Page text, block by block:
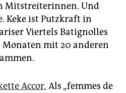
Mitstreiterinnen. Und
Keke ist Putzkraft in
Viertels Batignolles
Monaten mit 20 anderen
Accor. Als „femmes de